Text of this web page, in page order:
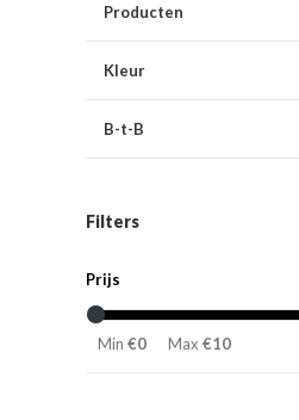
Producten
Kleur
B-t-B
Filters
Prijs
Min €0 Max €10